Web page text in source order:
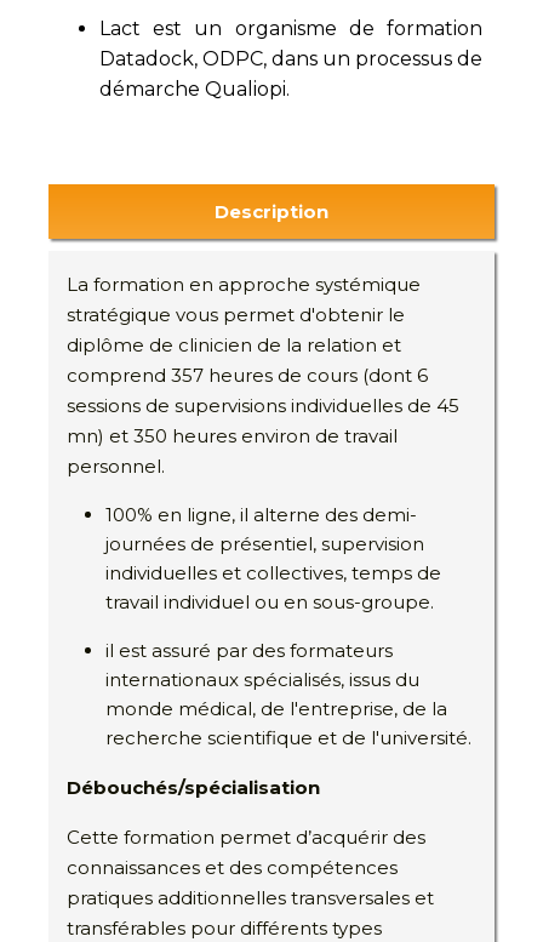
Lact est un organisme de formation
Datadock, ODPC, dans un processus de
démarche Qualiopi.
Description
La formation en approche systémique
stratégique vous permet d'obtenir le
diplôme de clinicien de la relation et
comprend 357 heures de cours (dont 6
sessions de supervisions individuelles de 45
mn) et 350 heures environ de travail
personnel.
100% en ligne, il alterne des demi-
journées de présentiel, supervision
individuelles et collectives, temps de
travail individuel ou en sous-groupe.
il est assuré par des formateurs
internationaux spécialisés, issus du
monde médical, de l'entreprise, de la
recherche scientifique et de l'université.
Débouchés/spécialisation
Cette formation permet d’acquérir des
connaissances et des compétences
pratiques additionnelles transversales et
transférables pour différents types